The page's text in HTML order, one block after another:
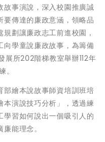
故事演說，深入校園推廣誠
傳達的廉政意涵，領略品
劃讓廉政志工前進校園，
向學童說廉政故事，為籌備
展所202階梯教室舉辦112年
。
部繪本說故事師資培訓班培
演說技巧分析」，透過練
學習如何說出一個吸引人的
能理念。